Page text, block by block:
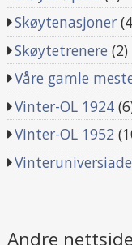
Skøytenasjoner
Skøytetrenere (2)
Våre gamle
Vinter-OL 1924
Vinter-OL 1952
Vinteruniversiade
Andre